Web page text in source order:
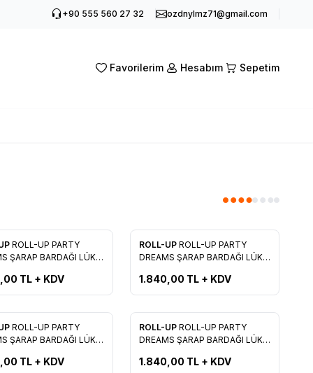
+90 555 560 27 32 ozdnylmz71@gmail.com
Favorilerim Hesabım Sepetim
Ekle
ROLL-UP PARTY
ŞARAP BARDAĞI LÜKS
TL + KDV
Yeni
Favorilere Ekle
ROLL-UP ROLL-UP PARTY
DREAMS ŞARAP BARDAĞI LÜKS
1.840,00 TL + KDV
Ekle
ROLL-UP PARTY
ŞARAP BARDAĞI LÜKS
TL + KDV
Yeni
Favorilere Ekle
ROLL-UP ROLL-UP PARTY
DREAMS ŞARAP BARDAĞI LÜKS
1.840,00 TL + KDV